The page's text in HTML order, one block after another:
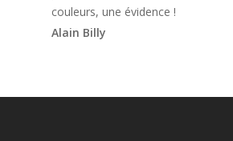
couleurs, une évidence !
Alain Billy